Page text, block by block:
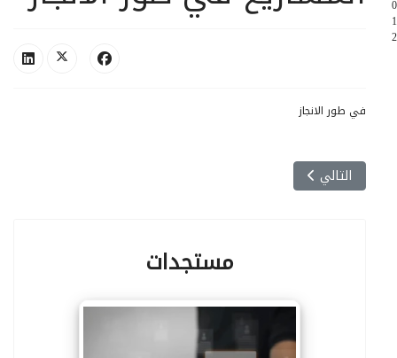
0
1
2
في طور الانجاز
المقال التالي: المشاريع المنجزة
التالي
مستجدات